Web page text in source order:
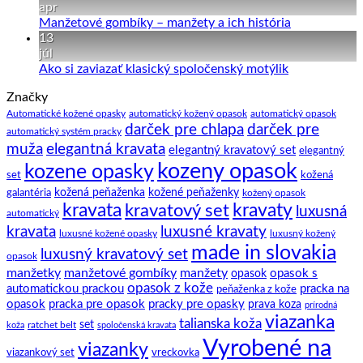
k
Kravata
ako
na
to.
apr
Manžetové gombíky – manžety a ich história
manžety
a
ich
história
13
júl
Ako si zaviazať klasický spoločenský motýlikŽiadne
Ako
si
zaviazať
klasický
spoločenský
motýlik
Značky
Automatické kožené opasky automatický kožený opasok automatický opasok
automatický systém pracky darček pre chlapa darček pre
muža elegantná kravata elegantný kravatový set elegantný
set kozene opasky kozeny opasok kožená
galantéria kožená peňaženka kožené peňaženky kožený opasok
automatický kravata kravatový set kravaty luxusná
kravata luxusné kožené opasky luxusné kravaty luxusný kožený
opasok luxusný kravatový set made in slovakia
manžetky manžetové gombíky manžety opasok opasok s
automatickou prackou opasok z kože peňaženka z kože pracka na
opasok pracka pre opasok pracky pre opasky prava koza prírodná
koža ratchet belt set spoločenská kravata talianska koža viazanka
viazankový set viazanky vreckovka Vyrobené na